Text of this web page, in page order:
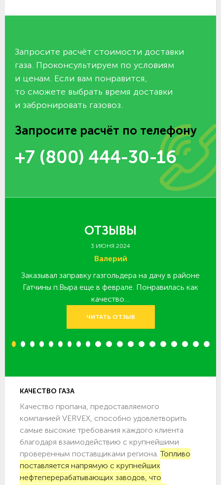
Запросите расчёт стоимости доставки
газа. Проконсультируем по условиям
и ценам. Если вам понравится,
то сможете выбрать время доставки
и забронировать газовоз.
Запросите расчёт по телефону
+7 (800) 444-30-16
ОТЗЫВЫ
3 ИЮНЯ 2024
Валерий
Заказывал заправку газгольдера на дачу в районе
Гатчины п.Выра еще в феврале. Понравилась как
качество…
ЧИТАТЬ ОТЗЫВ
1 2 3 4 5 6 7 8 9 10 11 12 13 14 15 16 17 18 19 20
КАЧЕСТВО ГАЗА
Качество пропана, предоставляемого
компанией VERVEX, способно удовлетворить
самые высокие требования каждого клиента
благодаря взаимодействию с крупнейшими
проверенным поставщиками региона.Топливо
поставляется напрямую с крупнейших
нефтеперерабатывающих заводов, что